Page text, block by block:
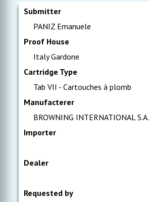
Submitter
PANIZ Emanuele
Proof House
Italy Gardone
Cartridge Type
Tab VII - Cartouches à plomb
Manufacterer
BROWNING INTERNATIONAL S.A.
Importer
Dealer
Requested by